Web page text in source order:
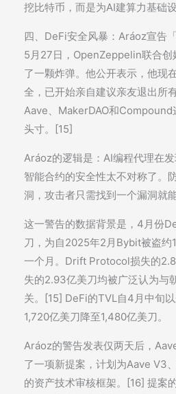
挖比特币，而是为AI建算力基础设
四、DeFi安全风暴：Aráoz宣告
5月27日，OpenZeppelin联合
了一颗炸弹。他公开表示，他现
全，已开始亲自建议亲友退出
Aave、MakerDAO和Compound
头寸。[15]
Aráoz的逻辑是：AI编程代理在
智能合约的安全性太不对称了。
洞，攻击者只需找到一个漏洞就
这一警告的数据背景是，4月份
刀，为自2025年2月Bybit被盗约
一个月。Drift Protocol损失的
失的2.93亿美刀均被广泛认为与
关。[15] DeFi的TVL自4月中旬
1,720亿美刀降至1,480亿美刀。
Aráoz的警告发表仅两天后，
了一项新提案，计划为Aave V3
的资产技术审核框架。[16] 提案